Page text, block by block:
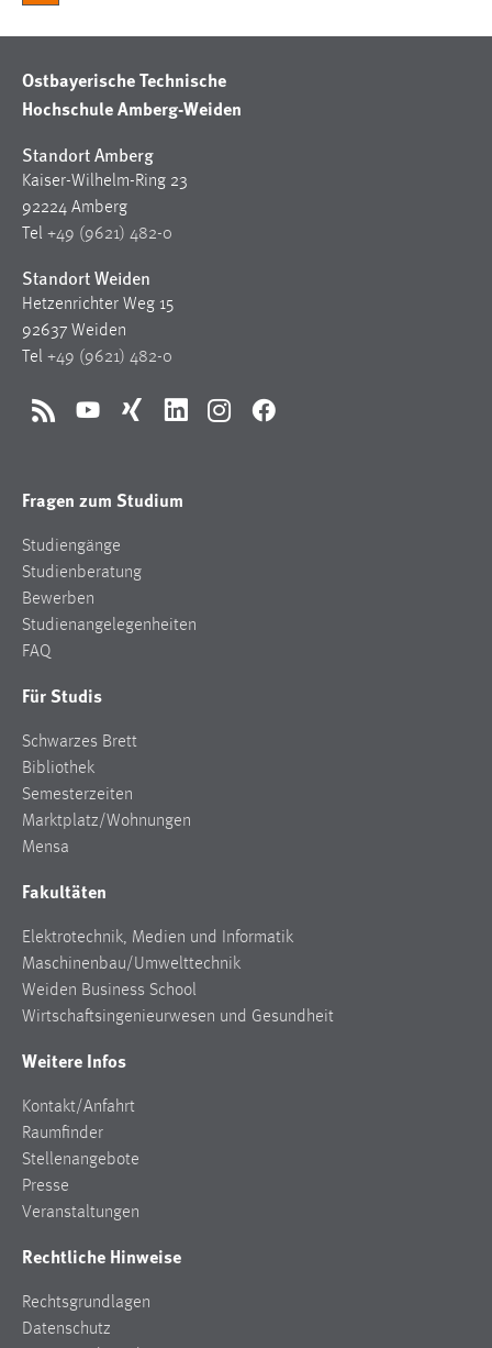
Ostbayerische Technische
Hochschule Amberg-Weiden
Standort Amberg
Kaiser-Wilhelm-Ring 23
92224 Amberg
Tel +49 (9621) 482-0
Standort Weiden
Hetzenrichter Weg 15
92637 Weiden
Tel +49 (9621) 482-0
RSS YouTubeXing LinkedInInstagramFacebook
Fragen zum Studium
Studiengänge
Studienberatung
Bewerben
Studienangelegenheiten
FAQ
Für Studis
Schwarzes Brett
Bibliothek
Semesterzeiten
Marktplatz/Wohnungen
Mensa
Fakultäten
Elektrotechnik, Medien und Informatik
Maschinenbau/Umwelttechnik
Weiden Business School
Wirtschaftsingenieurwesen und Gesundheit
Weitere Infos
Kontakt/Anfahrt
Raumfinder
Stellenangebote
Presse
Veranstaltungen
Rechtliche Hinweise
Rechtsgrundlagen
Datenschutz
_fbp
Facebook
Zweck:
Conversion-Tracking
3 Monate
Um Inhalte von Videoplattformen und Social Media
YouTube
Vimeo